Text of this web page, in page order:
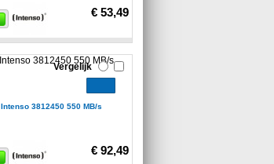
€ 53,49
Intenso 3812450 550 MB/s
€ 92,49
Vergelijk